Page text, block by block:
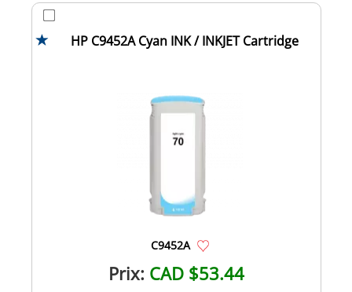
HP C9452A Cyan INK / INKJET Cartridge
C9452A
Prix: CAD $53.44